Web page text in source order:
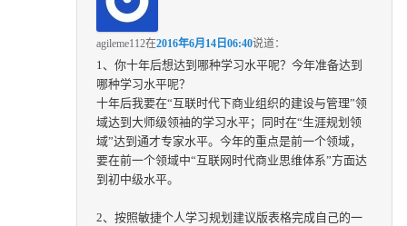
agileme112在2016年6月14日06:40说道：
1、你十年后想达到哪种学习水平呢？今年准备达到
哪种学习水平呢？
十年后我要在“互联时代下商业组织的建设与管理”领
域达到大师级领袖的学习水平；同时在“生涯规划领
域”达到通才专家水平。今年的重点是前一个领域，
要在前一个领域中“互联网时代商业思维体系”方面达
到初中级水平。
2、按照敏捷个人学习规划建议版表格完成自己的一